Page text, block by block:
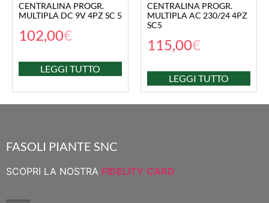
CENTRALINA PROGR.
MULTIPLA DC 9V 4PZ SC 5
102,00€
LEGGI TUTTO
CENTRALINA PROGR.
MULTIPLA AC 230/24 4PZ
SC5
115,00€
LEGGI TUTTO
FASOLI PIANTE SNC
SCOPRI LA NOSTRA FIDELITY CARD